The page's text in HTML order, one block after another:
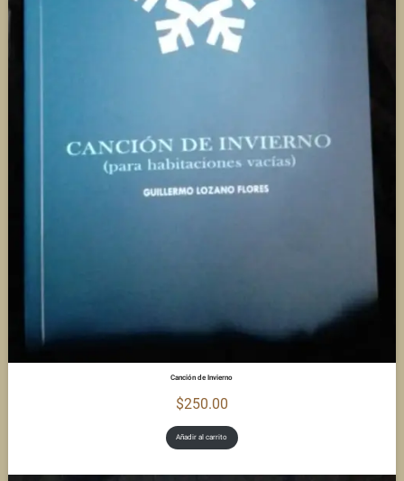
Canción de Invierno
$250.00
Añadir al carrito